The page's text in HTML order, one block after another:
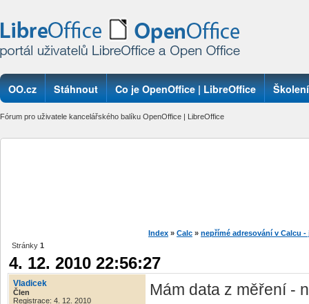
OO.cz Stáhnout Co je OpenOffice | LibreOffice Školení
Fórum pro uživatele kancelářského balíku OpenOffice | LibreOffice
Index » Calc » nepřímé adresování v Calcu -
Stránky 1
4. 12. 2010 22:56:27
Vladicek
Člen
Registrace: 4. 12. 2010
Mám data z měření -